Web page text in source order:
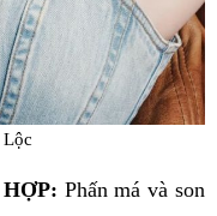
Lộc
Phấn má và son